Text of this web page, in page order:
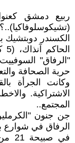
ربيع دمشق
(تشيكوسلوفاكيا)..؟
الكسندر
"الرفاق"
حرية الصحافة
وكانت الجرأة
الاشتراكية.
المجتمع..
جن جنون
الرفاق في شوارع